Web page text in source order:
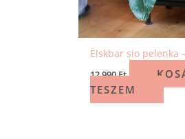
Elskbar sio pelenka
12 990Ft
TESZEM